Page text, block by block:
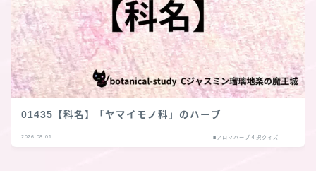
01435【科名】「ヤマイモノ科」のハーブ
2026.08.01 ■アロマハーブ４択クイズ